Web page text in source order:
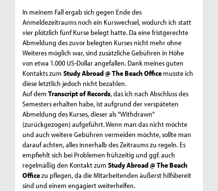
In meinem Fall ergab sich gegen Ende des
Anmeldezeitraums noch ein Kurswechsel, wodurch ich statt
vier plötzlich fünf Kurse belegt hatte. Da eine fristgerechte
Abmeldung des zuvor belegten Kurses nicht mehr ohne
Weiteres möglich war, sind zusätzliche Gebühren in Höhe
von etwa 1.000 US-Dollar angefallen. Dank meines guten
Kontakts zumStudy Abroad @ The Beach Office musste ich
diese letztlich jedoch nicht bezahlen.
Auf demTranscript of Records, das ich nach Abschluss des
Semesters erhalten habe, ist aufgrund der verspäteten
Abmeldung des Kurses, dieser als "Withdrawn"
(zurückgezogen) aufgeführt. Wenn man das nicht möchte
und auch weitere Gebühren vermeiden möchte, sollte man
darauf achten, alles innerhalb des Zeitraums zu regeln. Es
empfiehlt sich bei Problemen frühzeitig und ggf. auch
regelmäßig den Kontakt zumStudy Abroad @ The Beach
Officezu pflegen, da die Mitarbeitenden äußerst hilfsbereit
sind und einem engagiert weiterhelfen.